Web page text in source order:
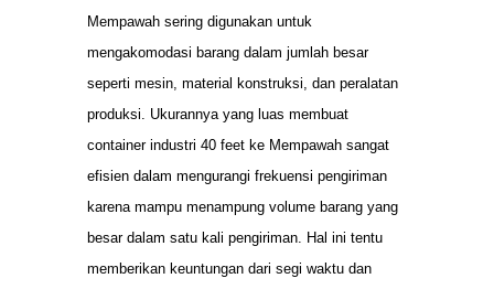
Mempawah sering digunakan untuk
mengakomodasi barang dalam jumlah besar
seperti mesin, material konstruksi, dan peralatan
produksi. Ukurannya yang luas membuat
container industri 40 feet ke Mempawah sangat
efisien dalam mengurangi frekuensi pengiriman
karena mampu menampung volume barang yang
besar dalam satu kali pengiriman. Hal ini tentu
memberikan keuntungan dari segi waktu dan